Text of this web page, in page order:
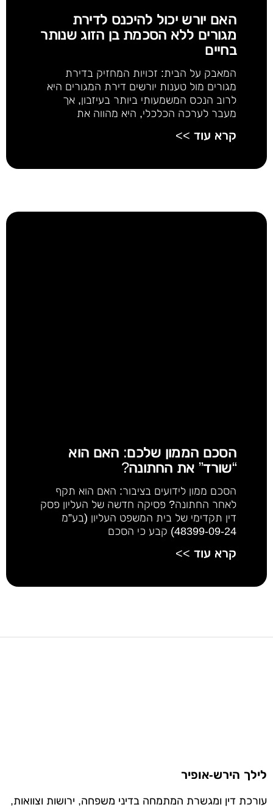
האם יורש יכול להיכנס לדירת
מגורים ללא הסכמת בן הזוג שנותר
בחיים
המאבק על הבית: זכויות המחזיק בדירת
מגורים מול טענות יורשים דירת המגורים היא
לרוב הנכס המשמעותי ביותר בעיזבון, אך
מעבר לערכה הכלכלי, היא מהווה את
קרא עוד >>
הסכם הממון שלכם: האם הוא
“שורד” את החתונה?
הסכם ממון לידועים בציבור: האם הוא תקף
לאחר החתונה? פסיקה חדשה של העליון פסק
דין תקדימי של בית המשפט העליון (בע”מ
48399-09-24) קבע כי הסכם
קרא עוד >>
לילך הירש-אופיר
עורכת דין ומגשרת המתמחה בדיני משפחה, ירושות וצוואות,